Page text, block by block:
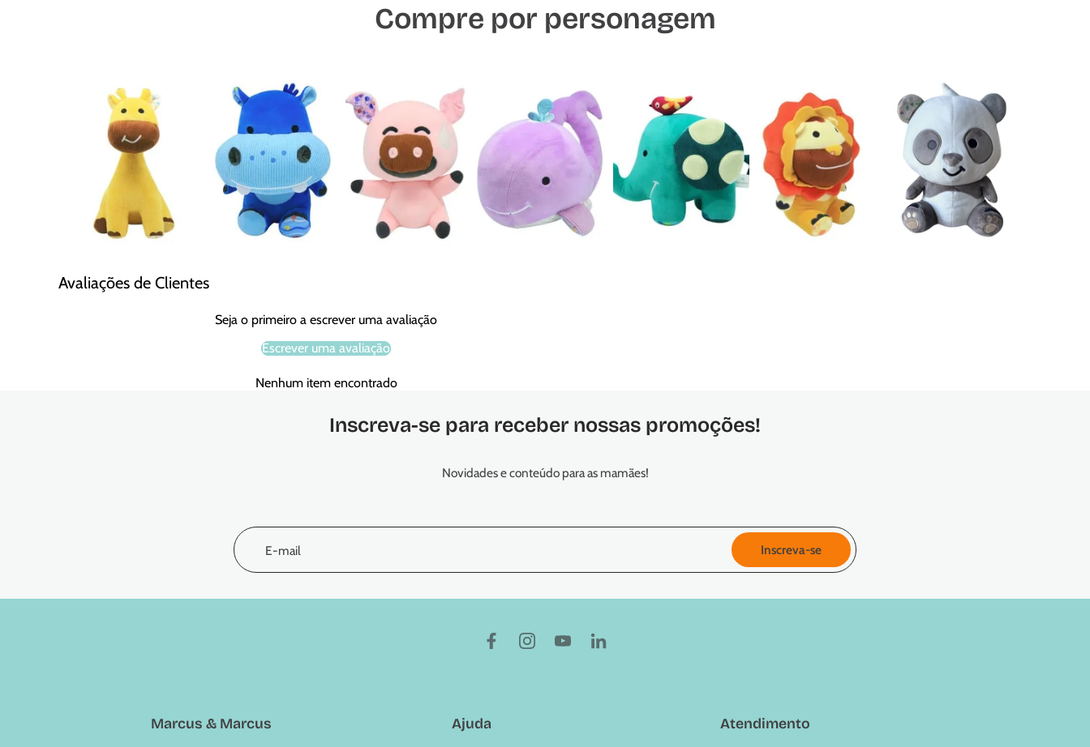
Compre por personagem
Avaliações de Clientes
Seja o primeiro a escrever uma avaliação
Escrever uma avaliação
Nenhum item encontrado
Inscreva-se para receber nossas promoções!
Novidades e conteúdo para as mamães!
E-mail Inscreva-se
Marcus & Marcus Ajuda Atendimento